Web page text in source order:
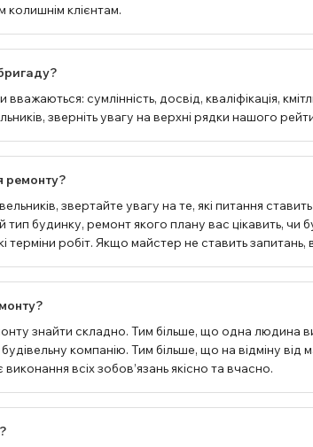
колишнім клієнтам.
сумлінність, досвід, кваліфікація,
зверніть увагу на верхні рядки нашого
ремонту?
звертайте увагу на те, які питання
тип будинку, ремонт якого плану вас цікавить, чи
терміни робіт. Якщо майстер не ставить
знайти складно. Тим більше, що одна людина
компанію. Тим більше, що на відміну від
всіх зобов’язань якісно та вчасно.